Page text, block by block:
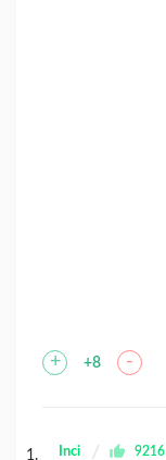
+ +8 -
Inci 9216